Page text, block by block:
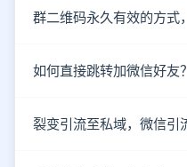
群二维码永久有效的方式
如何直接跳转加微信好友
裂变引流至私域，微信引